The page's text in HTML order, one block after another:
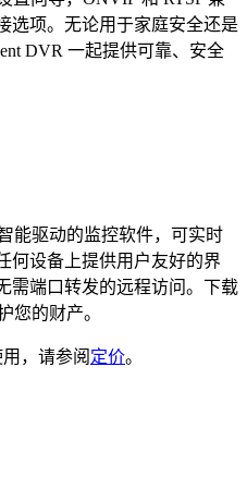
选项。无论用于家庭安全还是
DVR 一起提供可靠、安全
能驱动的监控软件，可实时
何设备上提供用户友好的界
需端口转发的远程访问。下载
您的财产。
，请参阅 定价。